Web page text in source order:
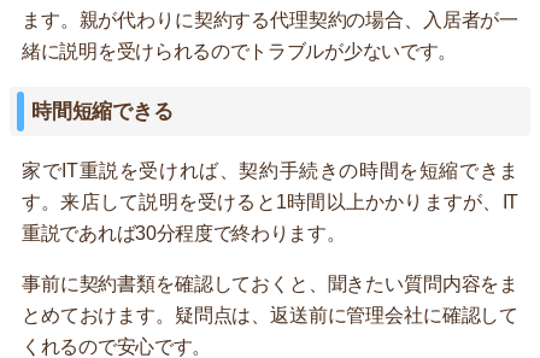
ます。親が代わりに契約する代理契約の場合、入居者が一
緒に説明を受けられるのでトラブルが少ないです。
時間短縮できる
家でIT重説を受ければ、契約手続きの時間を短縮できま
す。来店して説明を受けると1時間以上かかりますが、IT
重説であれば30分程度で終わります。
事前に契約書類を確認しておくと、聞きたい質問内容をま
とめておけます。疑問点は、返送前に管理会社に確認して
くれるので安心です。